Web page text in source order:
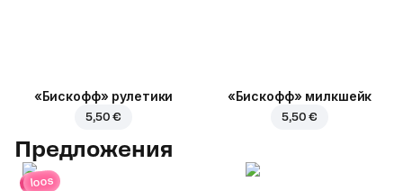
«Бискофф» рулетики
5,50 €
«Бискофф» милкшейк
5,50 €
Предложения
loos